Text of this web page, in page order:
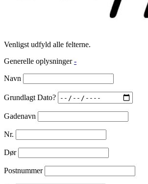
Venligst udfyld alle felterne.
Generelle oplysninger -
Navn
Grundlagt Dato?
Gadenavn
Nr.
Dør
Postnummer